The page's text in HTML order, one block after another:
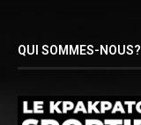
QUI SOMMES-NOUS?